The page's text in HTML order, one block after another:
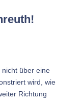
nicht über eine
wird, wie
Richtung